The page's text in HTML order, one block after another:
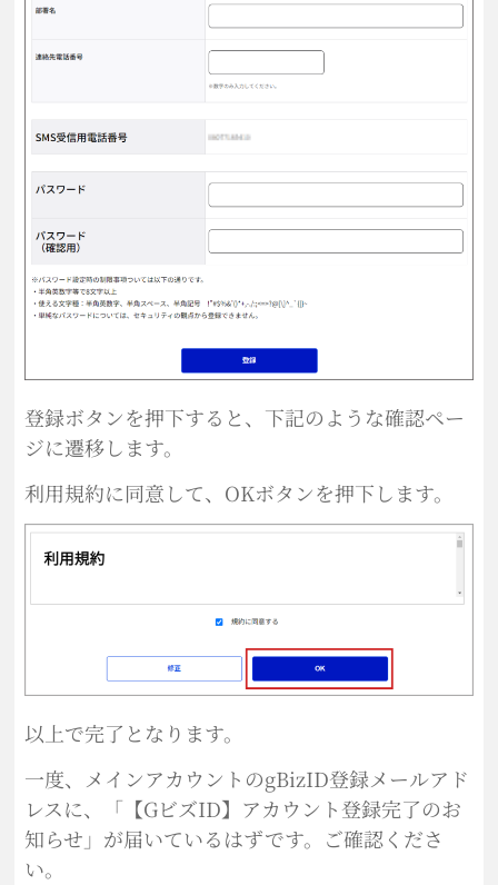
登録ボタンを押下すると、下記のような確認ペー
ジに遷移します。
利用規約に同意して、OKボタンを押下します。
以上で完了となります。
一度、メインアカウントのgBizID登録メールアド
レスに、「【GビズID】アカウント登録完了のお
知らせ」が届いているはずです。ご確認くださ
い。